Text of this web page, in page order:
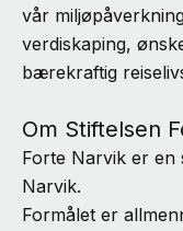
vår
verdiskaping,
bærekraftig
Om Stiftelsen
Forte Narvik er en
Narvik.
Formålet er